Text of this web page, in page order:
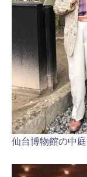
仙台博物館の中